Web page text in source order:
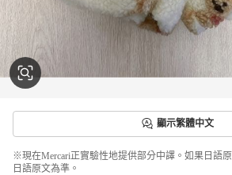
顯示繁體中文
※現在Mercari正實驗性地提供部分中譯。如果日語
日語原文為準。